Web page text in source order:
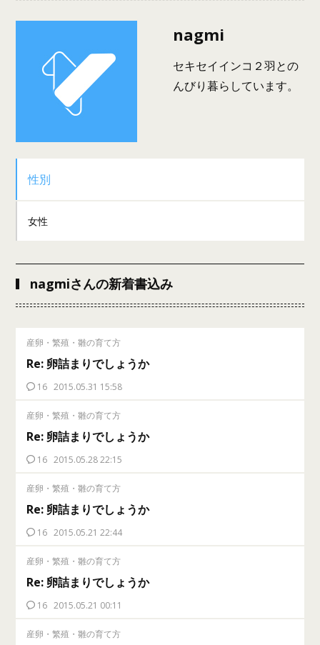
nagmi
セキセイインコ２羽との
んびり暮らしています。
性別
女性
nagmiさんの新着書込み
産卵・繁殖・雛の育て方
Re: 卵詰まりでしょうか
16 2015.05.31 15:58
産卵・繁殖・雛の育て方
Re: 卵詰まりでしょうか
16 2015.05.28 22:15
産卵・繁殖・雛の育て方
Re: 卵詰まりでしょうか
16 2015.05.21 22:44
産卵・繁殖・雛の育て方
Re: 卵詰まりでしょうか
16 2015.05.21 00:11
産卵・繁殖・雛の育て方